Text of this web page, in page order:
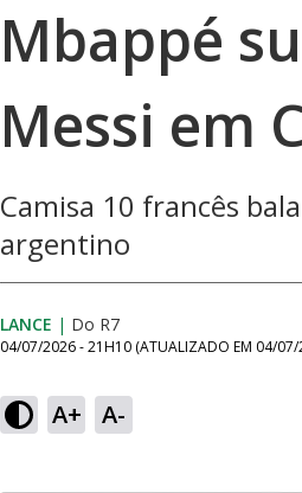
Mbappé
Messi em
Camisa 10 francês
argentino
LANCE | Do R7
04/07/2026 - 21H10 (ATUALIZADO EM 04/07/
A+ A-